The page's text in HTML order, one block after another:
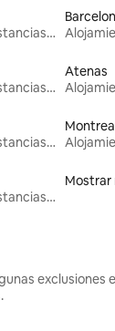
Alojamientos para estancias largas
Alojamientos para estancias largas
Atenas
Alojamientos para estancias largas
Alojamientos para estancias largas
Mostrar
exclusiones